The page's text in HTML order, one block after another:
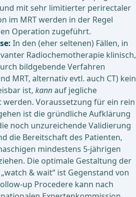
mit sehr limitierter perirectaler
im MRT werden in der Regel
Operation zugeführt.
In den (eher seltenen) Fällen, in
Radiochemotherapie klinisch,
bildgebende Verfahren
MRT, alternativ evtl. auch CT) kein
ist, kannauf jegliche
Voraussetzung für ein rein
ist die gründliche Aufklärung
noch unzureichende Validierung
die Bereitschaft des Patienten,
mindestens 5-jährigen
Die optimale Gestaltung der
& wait“ ist Gegenstand von
up Procedere kann nach